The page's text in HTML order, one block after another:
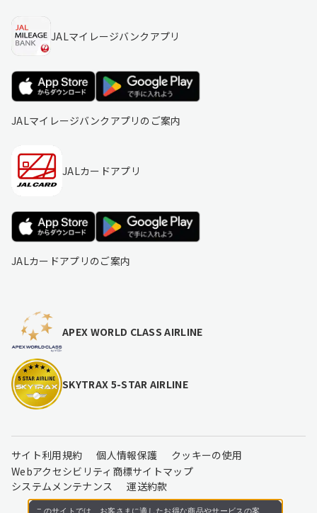
JALマイレージバンクアプリ
JALマイレージバンクアプリのご案内
JALカードアプリ
JALカードアプリのご案内
APEX WORLD CLASS AIRLINE
SKYTRAX 5-STAR AIRLINE
サイト利用規約 個人情報保護
クッキーの使用
Webアクセシビリティ 商標サイトマップ
システムメンテナンス
運送約款